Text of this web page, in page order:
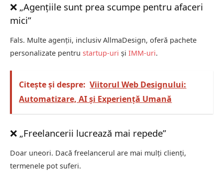
❌ „Agențiile sunt prea scumpe pentru afaceri
mici”
Fals. Multe agenții, inclusiv AllmaDesign, oferă pachete
personalizate pentru startup-uri și IMM-uri.
Citește și despre: Viitorul Web Designului:
Automatizare, AI și Experiență Umană
❌ „Freelancerii lucrează mai repede”
Doar uneori. Dacă freelancerul are mai mulți clienți,
termenele pot suferi.